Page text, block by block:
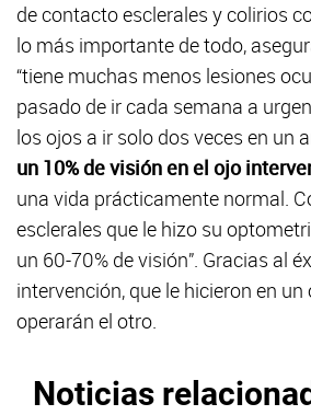
de contacto esclerales y colirios
lo más importante de todo,
“tiene muchas menos lesiones
pasado de ir cada semana a
los ojos a ir solo dos veces en un
un 10% de visión en el ojo
una vida prácticamente normal.
esclerales que le hizo su
un 60-70% de visión”. Gracias al
intervención, que le hicieron en un
operarán el otro.
Noticias